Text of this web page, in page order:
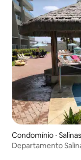
Condomínio ⋅ Salinas
Departamento